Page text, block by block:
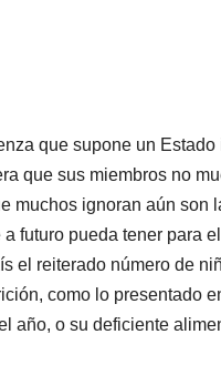
que supone un Estado
que sus miembros no
muchos ignoran aún son
futuro pueda tener para el
el reiterado número de
como lo presentado
año, o su deficiente